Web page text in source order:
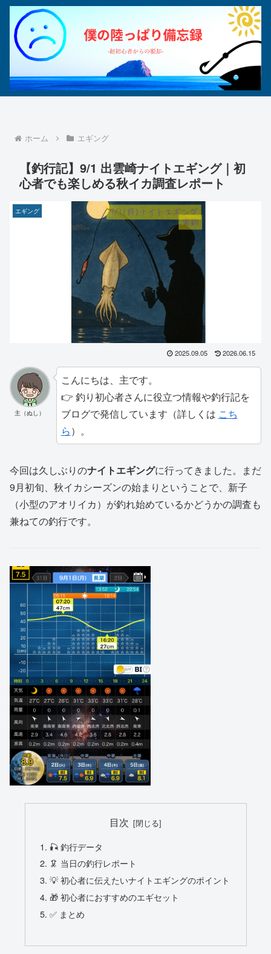
ホーム エギング
【釣行記】9/1 出雲崎ナイトエギング｜初
心者でも楽しめる秋イカ調査レポート
エギング
2025.09.05 2026.06.15
主（ぬし）
こんにちは、主です。
👉 釣り初心者さんに役立つ情報や釣行記を
ブログで発信しています（詳しくは こち
ら）。
今回は久しぶりのナイトエギングに行ってきました。まだ
9月初旬、秋イカシーズンの始まりということで、新子
（小型のアオリイカ）が釣れ始めているかどうかの調査も
兼ねての釣行です。
目次
🎣 釣行データ
🦑 当日の釣行レポート
💡 初心者に伝えたいナイトエギングのポイント
🎁 初心者におすすめのエギセット
✅ まとめ